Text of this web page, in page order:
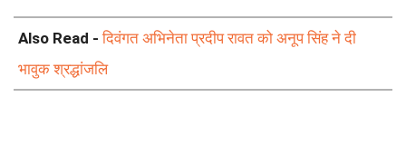
Also Read -दिवंगत अभिनेता प्रदीप रावत को अनूप सिंह ने दी
भावुक श्रद्धांजलि